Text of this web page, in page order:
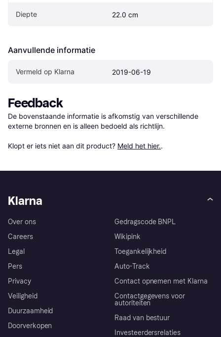
Diepte 22.0 cm
Aanvullende informatie
Vermeld op Klarna 2019-06-19
Feedback
De bovenstaande informatie is afkomstig van verschillende
externe bronnen en is alleen bedoeld als richtlijn.
Klopt er iets niet aan dit product? Meld het hier..
Klarna
Over ons
Careers
Legal
Pers
Privacy
Veiligheid
Duurzaamheid
Doorverkopen
Gedragscode BNPL
Wikipink
Toegankelijkheid
Auto-Track
Contact opnemen met Klarna
Contactgegevens voor
autoriteiten
Raad van bestuur
Investeerdersrelaties